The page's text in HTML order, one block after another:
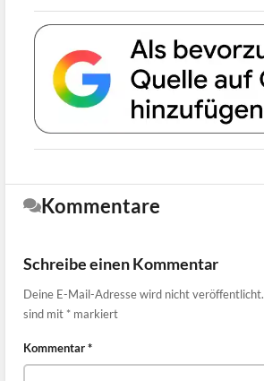
Kommentare
Schreibe einen Kommentar
Deine E-Mail-Adresse wird nicht veröffentlicht.
sind mit * markiert
Kommentar*